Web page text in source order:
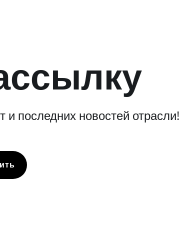
последних новостей отрасли!